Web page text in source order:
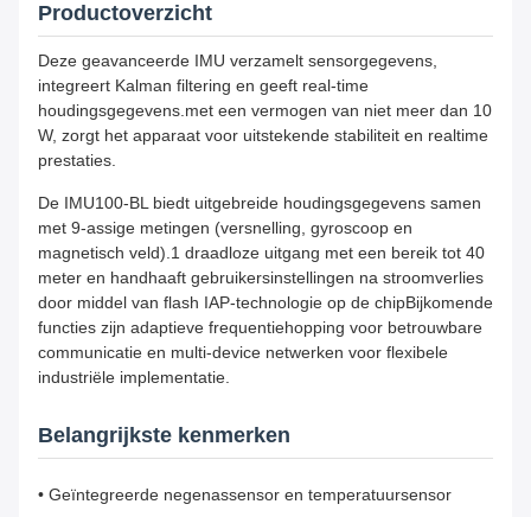
Productoverzicht
Deze geavanceerde IMU verzamelt sensorgegevens,
integreert Kalman filtering en geeft real-time
houdingsgegevens.met een vermogen van niet meer dan 10
W, zorgt het apparaat voor uitstekende stabiliteit en realtime
prestaties.
De IMU100-BL biedt uitgebreide houdingsgegevens samen
met 9-assige metingen (versnelling, gyroscoop en
magnetisch veld).1 draadloze uitgang met een bereik tot 40
meter en handhaaft gebruikersinstellingen na stroomverlies
door middel van flash IAP-technologie op de chipBijkomende
functies zijn adaptieve frequentiehopping voor betrouwbare
communicatie en multi-device netwerken voor flexibele
industriële implementatie.
Belangrijkste kenmerken
• Geïntegreerde negenassensor en temperatuursensor